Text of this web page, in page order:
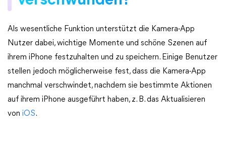
Als wesentliche Funktion unterstützt die Kamera-App
Nutzer dabei, wichtige Momente und schöne Szenen auf
ihrem iPhone festzuhalten und zu speichern. Einige Benutzer
stellen jedoch möglicherweise fest, dass die Kamera-App
manchmal verschwindet, nachdem sie bestimmte Aktionen
auf ihrem iPhone ausgeführt haben, z. B. das Aktualisieren
von iOS.